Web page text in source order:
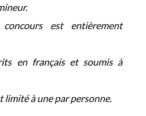
est entièrement
en français et soumis à
limité à une par personne.